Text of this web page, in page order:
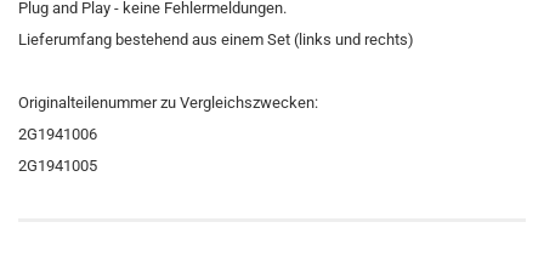
Plug and Play - keine Fehlermeldungen.
Lieferumfang bestehend aus einem Set (links und rechts)
Originalteilenummer zu Vergleichszwecken:
2G1941006
2G1941005